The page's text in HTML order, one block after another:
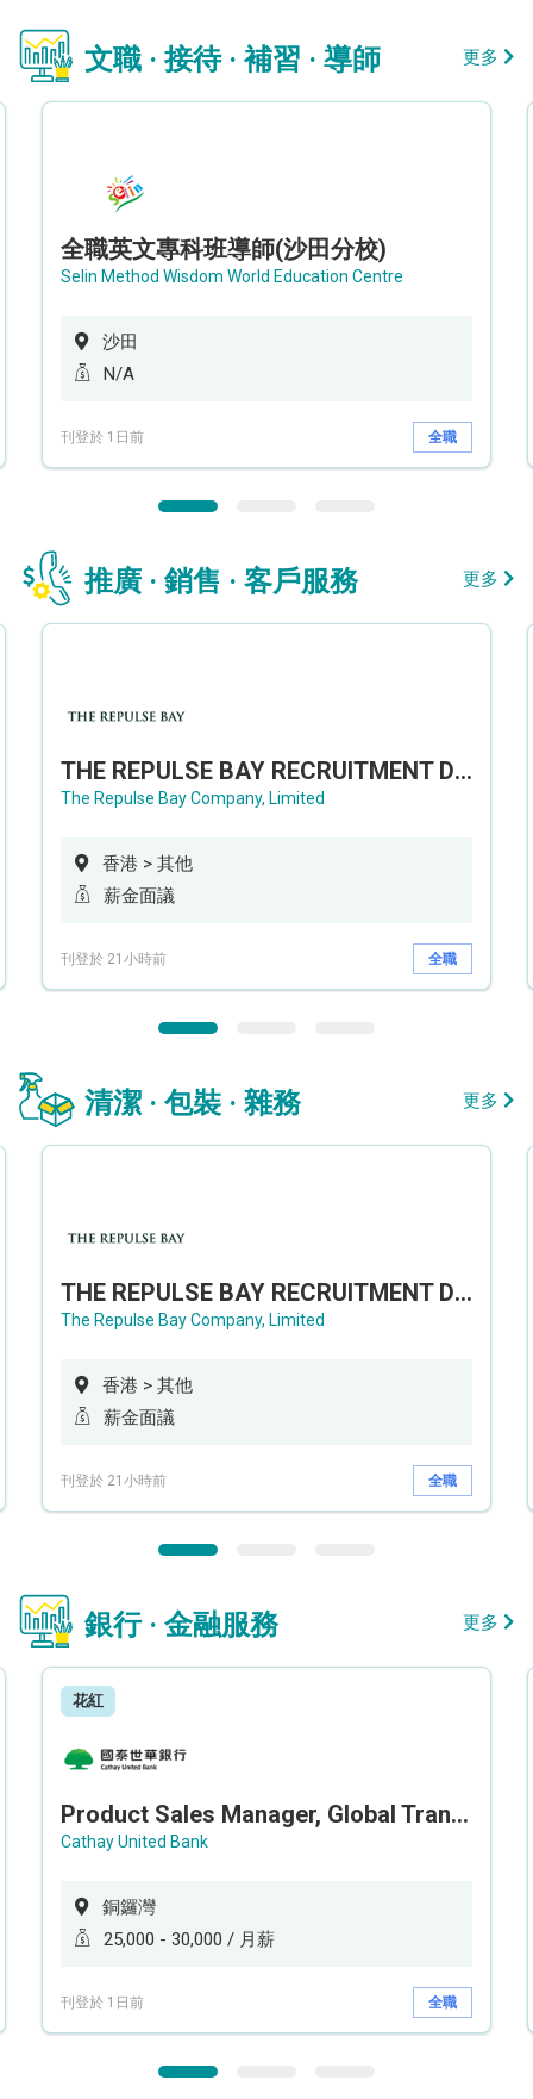
文職 · 接待 · 補習 · 導師 更多
全職英文專科班導師(沙田分校)
Selin Method Wisdom World Education Centre
沙田
N/A
刊登於 1日前 全職
推廣 · 銷售 · 客戶服務 更多
THE REPULSE BAY RECRUITMENT DAY 淺水灣影灣園人才招聘會
The Repulse Bay Company, Limited
香港 > 其他
薪金面議
刊登於 21小時前 全職
清潔 · 包裝 · 雜務 更多
THE REPULSE BAY RECRUITMENT DAY 淺水灣影灣園人才招聘會
The Repulse Bay Company, Limited
香港 > 其他
薪金面議
刊登於 21小時前 全職
銀行 · 金融服務 更多
花紅
Product Sales Manager, Global Transaction Service (GTS)
Cathay United Bank
銅鑼灣
25,000 - 30,000 / 月薪
刊登於 1日前 全職